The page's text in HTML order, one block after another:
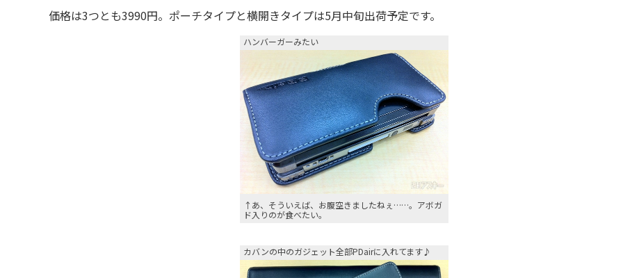
価格は3つとも3990円。ポーチタイプと横開きタイプは5月中旬出荷予定です。
ハンバーガーみたい
↑あ、そういえば、お腹空きましたねぇ……。アボガ
ド入りのが食べたい。
カバンの中のガジェット全部PDairに入れてます♪